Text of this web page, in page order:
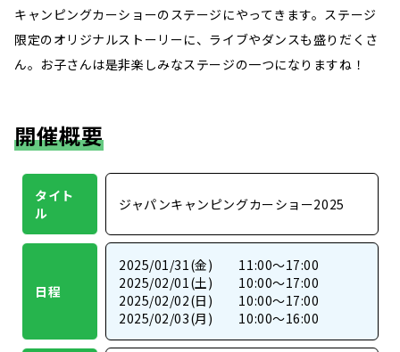
キャンピングカーショーのステージにやってきます。ステージ
限定のオリジナルストーリーに、ライブやダンスも盛りだくさ
ん。お子さんは是非楽しみなステージの一つになりますね！
開催概要
タイト
ル
ジャパンキャンピングカーショー2025
日程
2025/01/31(金) 11:00～17:00
2025/02/01(土) 10:00～17:00
2025/02/02(日) 10:00～17:00
2025/02/03(月) 10:00～16:00